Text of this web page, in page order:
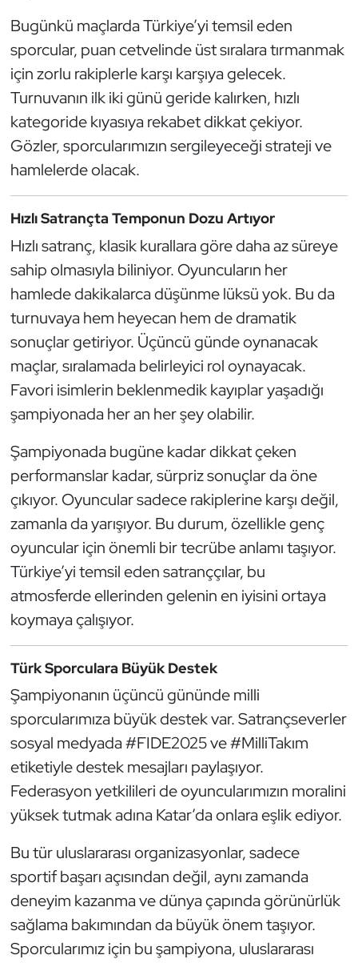
Bugünkü maçlarda Türkiye’yi temsil eden
sporcular, puan cetvelinde üst sıralara tırmanmak
için zorlu rakiplerle karşı karşıya gelecek.
Turnuvanın ilk iki günü geride kalırken, hızlı
kategoride kıyasıya rekabet dikkat çekiyor.
Gözler, sporcularımızın sergileyeceği strateji ve
hamlelerde olacak.
Hızlı Satrançta Temponun Dozu Artıyor
Hızlı satranç, klasik kurallara göre daha az süreye
sahip olmasıyla biliniyor. Oyuncuların her
hamlede dakikalarca düşünme lüksü yok. Bu da
turnuvaya hem heyecan hem de dramatik
sonuçlar getiriyor. Üçüncü günde oynanacak
maçlar, sıralamada belirleyici rol oynayacak.
Favori isimlerin beklenmedik kayıplar yaşadığı
şampiyonada her an her şey olabilir.
Şampiyonada bugüne kadar dikkat çeken
performanslar kadar, sürpriz sonuçlar da öne
çıkıyor. Oyuncular sadece rakiplerine karşı değil,
zamanla da yarışıyor. Bu durum, özellikle genç
oyuncular için önemli bir tecrübe anlamı taşıyor.
Türkiye’yi temsil eden satranççılar, bu
atmosferde ellerinden gelenin en iyisini ortaya
koymaya çalışıyor.
Türk Sporculara Büyük Destek
Şampiyonanın üçüncü gününde milli
sporcularımıza büyük destek var. Satrançseverler
sosyal medyada #FIDE2025 ve #MilliTakım
etiketiyle destek mesajları paylaşıyor.
Federasyon yetkilileri de oyuncularımızın moralini
yüksek tutmak adına Katar’da onlara eşlik ediyor.
Bu tür uluslararası organizasyonlar, sadece
sportif başarı açısından değil, aynı zamanda
deneyim kazanma ve dünya çapında görünürlük
sağlama bakımından da büyük önem taşıyor.
Sporcularımız için bu şampiyona, uluslararası
Hentbol
İşitme Engelli Sporcular
Judo ve Kuraş
Kano ve Rafting
Karate
Kayak
Kempo
Kick Boks
Kürek
Masa Tenisi
Modern Pentatlon
Motor Sporları
Muay Thai
Okçuluk
Optimist
Oryantiring
Özel Sporcular
Paralimpik
Ragbi
Satranç
Sualtı Sporları
Tekvando
Tenis